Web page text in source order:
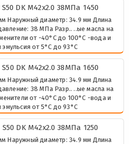
DK М42х2.0 38МПа 1450
Наружный диаметр: 34.9 мм Длина
38 МПа Разр.. ..ые масла на
от -40°C до 100°C -вода и
от 5°C до 93°C
DK М42х2.0 38МПа 1650
Наружный диаметр: 34.9 мм Длина
38 МПа Разр.. ..ые масла на
от -40°C до 100°C -вода и
от 5°C до 93°C
DK М42х2.0 38МПа 1250
Наружный диаметр: 34.9 мм Длина